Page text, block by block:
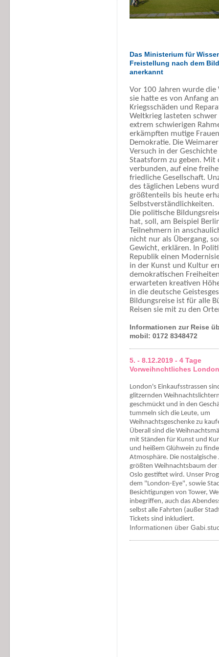
Das Ministerium für
Freistellung nach dem
anerkannt
Vor 100 Jahren wurde
sie hatte es von Anfang
Kriegsschäden und
Weltkrieg lasteten
extrem schwierigen
erkämpften mutige
Demokratie. Die
Versuch in der
Staatsform zu geben. Mit
verbunden, auf eine
friedliche Gesellschaft.
des täglichen Lebens
größtenteils bis heute
Selbstverständlichkeiten.
Die politische
hat, soll, am Beispiel
Teilnehmern in
nicht nur als Übergang,
Gewicht, erklären. In
Republik einen
in der Kunst und Kultur
demokratischen
erwarteten kreativen
in die deutsche
Bildungsreise ist für alle
Reisen sie mit zu den
Informationen zur Reise
mobil: 0172 8348472
5. - 8.12.2019 - 4 Tage
Vorweihnchtliches London
London's Einkaufsstrassen
glitzernden
geschmückt und in den
tummeln sich die Leute, um
Weihnachtsgeschenke zu
Überall sind die
mit Ständen für Kunst und
und heißem Glühwein zu
Atmosphäre. Die nostalgische
größten Weihnachtsbaum
Oslo gestiftet wird. Unser
dem "London-Eye", sowie
Besichtigungen von Tower,
inbegriffen, auch das
selbst alle Fahrten (außer
Tickets sind inkludiert.
Informationen über